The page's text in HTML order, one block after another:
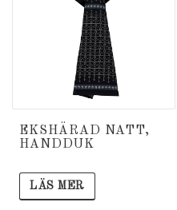
EKSHÄRAD NATT,
HANDDUK
LÄS MER